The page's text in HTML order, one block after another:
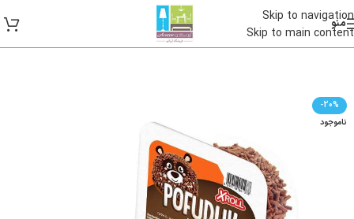
Skip to navigation
Skip to main content
منو
-20%
ناموجود